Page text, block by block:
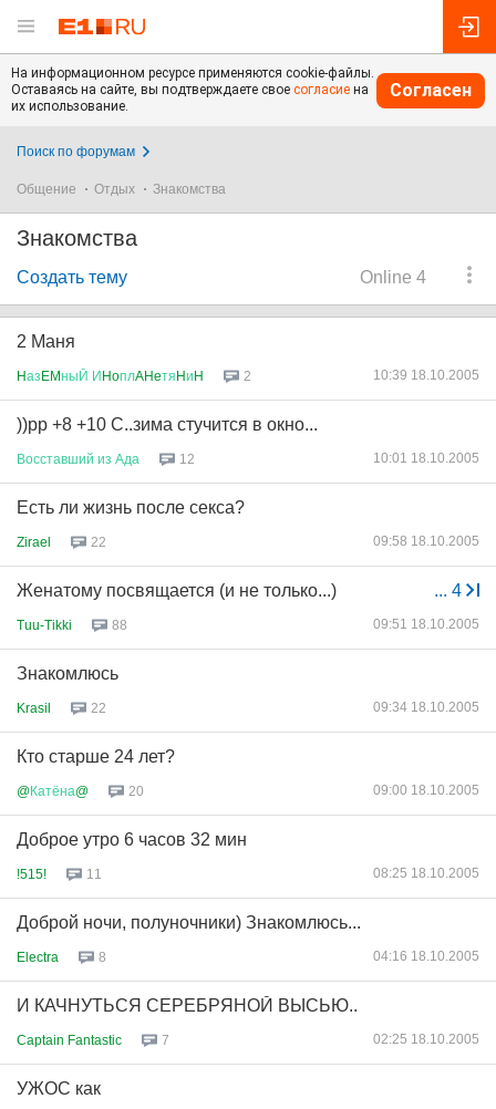
На информационном ресурсе применяются cookie-файлы.
Оставаясь на сайте, вы подтверждаете свое согласие на
их использование.
Согласен
Поиск по форумам
Общение Отдых Знакомства
Знакомства
Online 4
Создать тему
2 Маня
HазEMныЙ ИHoплAHeтяHиH 2 10:39 18.10.2005
))рр +8 +10 С..зима стучится в окно...
Восставший из Ада 12 10:01 18.10.2005
Есть ли жизнь после секса?
Zirael 22 09:58 18.10.2005
... 4
Женатому посвящается (и не только...)
Tuu-Tikki 88 09:51 18.10.2005
Знакомлюсь
Krasil 22 09:34 18.10.2005
Кто старше 24 лет?
@Катёна@ 20 09:00 18.10.2005
Доброе утро 6 часов 32 мин
!515! 11 08:25 18.10.2005
Доброй ночи, полуночники) Знакомлюсь...
Electra 8 04:16 18.10.2005
И КАЧНУТЬСЯ СЕРЕБРЯНОЙ ВЫСЬЮ..
Captain Fantastic 7 02:25 18.10.2005
УЖОС как